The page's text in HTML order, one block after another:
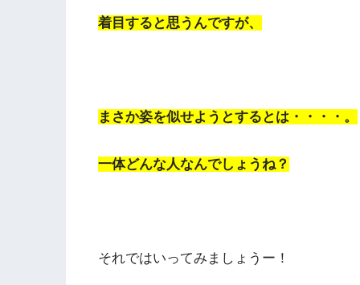
着目すると思うんですが、
まさか姿を似せようとするとは・・・・。
一体どんな人なんでしょうね？
それではいってみましょうー！